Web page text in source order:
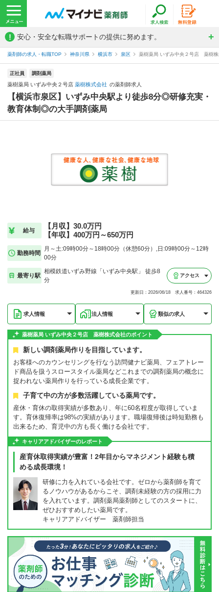
! 安心・安全な転職サポートの提供に努めます。
薬剤師の求人・転職TOP 神奈川県 横浜市 泉区 薬樹薬局 いずみ中央２号店 薬樹株
正社員 調剤薬局
薬樹薬局 いずみ中央２号店 薬樹株式会社 の薬剤師求人
【横浜市泉区】いずみ中央駅より徒歩8分◎研修充実・
教育体制◎の大手調剤薬局
給与
【月収】30.0万円
【年収】400万円～650万円
勤務時間
月～土:09時00分～18時00分（休憩60分）,日:09時00分～12時
00分
最寄り駅
相模鉄道いずみ野線「いずみ中央駅」 徒歩8
分
アクセス
更新日：2026/06/18 求人番号：464326
求人情報 法人情報 類似の求人
薬樹薬局 いずみ中央２号店 薬樹株式会社のポイント
新しい調剤薬局作りを目指しています。
お客様へのカウンセリングを行なう訪問健ナビ薬局、フェアトレー
ド商品を扱うスロースタイル薬局などこれまでの調剤薬局の概念に
捉われない薬局作りを行っている成長企業です。
子育て中の方が多数活躍している薬局です。
産休・育休の取得実績が多数あり、年に60名程度が取得していま
す。育休復帰率は98%の実績があります。職場復帰後は時短勤務も
出来るため、育児中の方も長く働ける会社です。
キャリアアドバイザーのレポート
産育休取得実績が豊富！2年目からマネジメント経験も積
める成長環境！
研修に力を入れている会社です。ゼロから薬剤師を育て
るノウハウがあるからこそ、調剤未経験の方の採用に力
を入れています。調剤薬局薬剤師としてのスタートに、
ぜひおすすめしたい薬局です。
キャリアアドバイザー 薬剤師担当